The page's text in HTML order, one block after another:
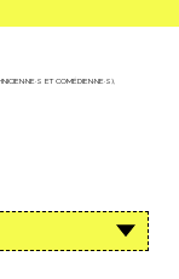
ET COMÉDIEN·NE·S),